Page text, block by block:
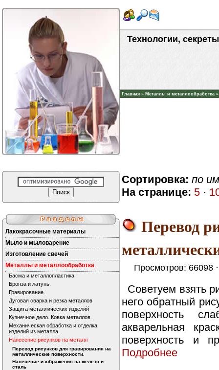
Технологии,
Главная » Металлы и металлообработка
Лакокрасочные материалы
Мыло и мыловарение
Изготовление свечей
Металлы и металлообработка
Басма и металлопластика.
Бронза и латунь.
Гравирование.
Дуговая сварка и резка металлов
Защита металлических изделий
Кузнечное дело. Ковка металлов.
Механическая обработка и отделка
изделий из металла.
Нанесение рисунков на металл
Перевод рисунков для гравирования на
металлические поверхности.
Нанесение изображения на железо и
сталь
Сортировка: по
На странице: 5 ·
Перевод
Просмотров: 66098
Советуем взять
него обратный
поверхность
акварельная
поверхность и
Подробнее